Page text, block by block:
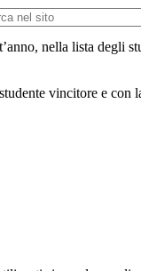
nella lista degli
vincitore e con